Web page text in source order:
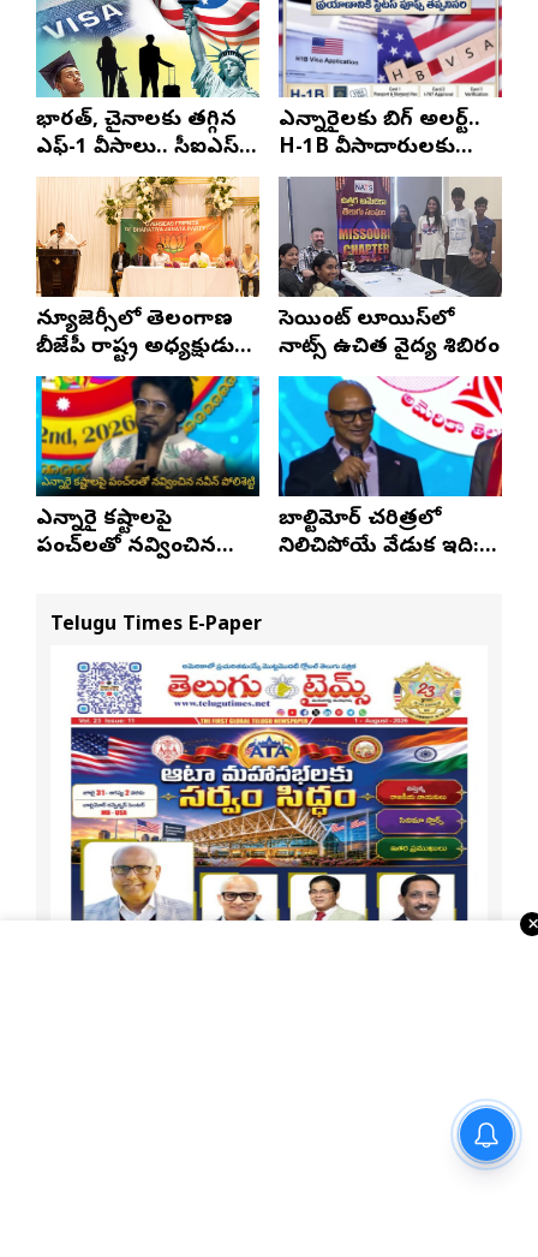
భారత్, చైనాలకు తగ్గిన
ఎఫ్-1 వీసాలు.. సీఐఎస్
నివేదిక..!
ఎన్నారైలకు బిగ్ అలర్ట్..
H-1B వీసాదారులకు
ప్రయాణ సమయంలో
స్టేటస్ ప్రూఫ్స్ తప్పనిసరి..!
న్యూజెర్సీలో తెలంగాణ
బీజేపీ రాష్ట్ర అధ్యక్షుడు
ఎన్. రాంచందర్‌రావుకు
ఘన స్వాగతం
సెయింట్ లూయిస్‌లో
నాట్స్ ఉచిత వైద్య శిబిరం
ఎన్నారై కష్టాలపై
పంచ్‌లతో నవ్వించిన
బాల్టిమోర్ చరిత్రలో
నిలిచిపోయే వేడుక ఇది:
Telugu Times E-Paper